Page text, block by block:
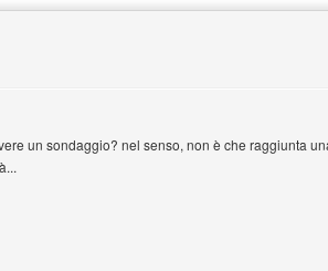
un sondaggio? nel senso, non è che raggiunta